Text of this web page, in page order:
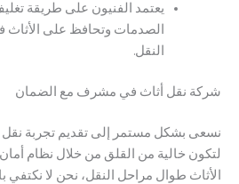
يعتمد الفنيون على طريقة تغليف
الصدمات وتحافظ على الأثاث في حال
نقل أثاث في مشرف مع الضمان
بشكل مستمر إلى تقديم تجربة نقل
خالية من القلق من خلال نظام أمان
طوال مراحل النقل، نحن لا نكتفي بالنقل